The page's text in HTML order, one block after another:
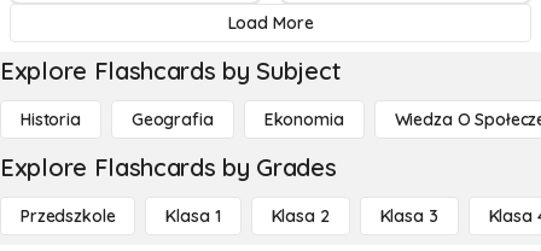
Load More
Explore Flashcards by Subject
Historia Geografia Ekonomia Wiedza O
Explore Flashcards by Grades
Przedszkole Klasa 1 Klasa 2 Klasa 3 Klasa